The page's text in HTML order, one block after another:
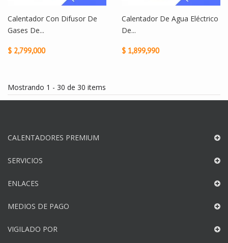
Calentador Con Difusor De
Gases De...
$ 2,799,000
Calentador De Agua Eléctrico
De...
$ 1,899,990
Mostrando 1 - 30 de 30 items
CALENTADORES PREMIUM
SERVICIOS
ENLACES
MEDIOS DE PAGO
VIGILADO POR